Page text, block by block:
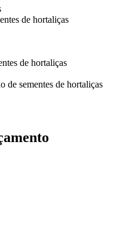
de hortaliças
de hortaliças
de sementes de hortaliças